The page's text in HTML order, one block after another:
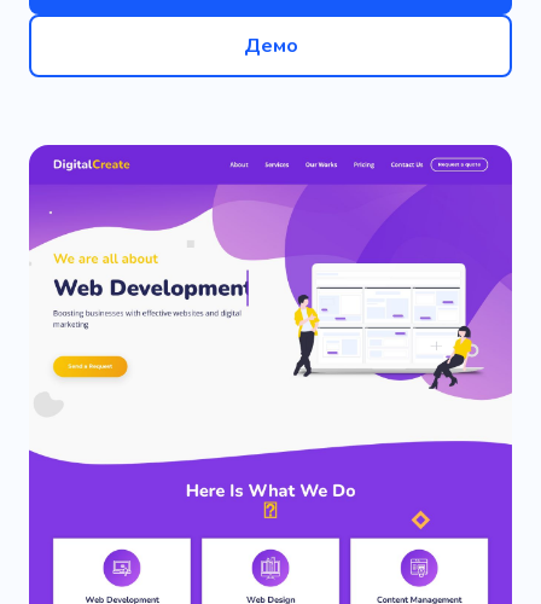
Демо